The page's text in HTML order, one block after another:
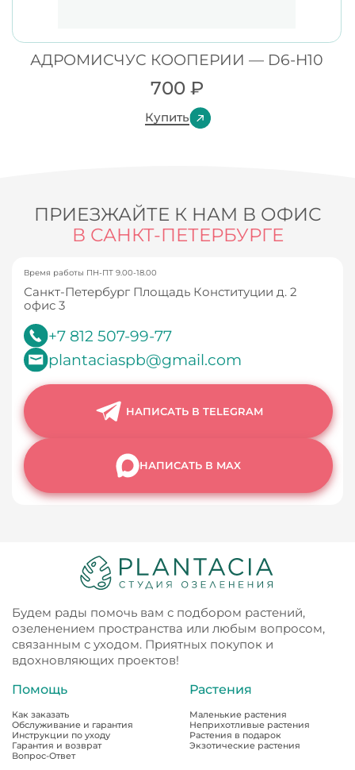
АДРОМИСЧУС КООПЕРИИ — D6-H10
700 ₽
Купить
ПРИЕЗЖАЙТЕ К НАМ В ОФИС
В САНКТ-ПЕТЕРБУРГЕ
Время работы ПН-ПТ 9.00-18.00
Санкт-Петербург Площадь Конституции д. 2
офис 3
+7 812 507-99-77
plantaciaspb@gmail.com
НАПИСАТЬ В TELEGRAM
НАПИСАТЬ В MAX
Будем рады помочь вам с подбором растений,
озеленением пространства или любым вопросом,
связанным с уходом. Приятных покупок и
вдохновляющих проектов!
Помощь
Как заказать
Обслуживание и гарантия
Инструкции по уходу
Гарантия и возврат
Вопрос-Ответ
Растения
Маленькие растения
Неприхотливые растения
Растения в подарок
Экзотические растения